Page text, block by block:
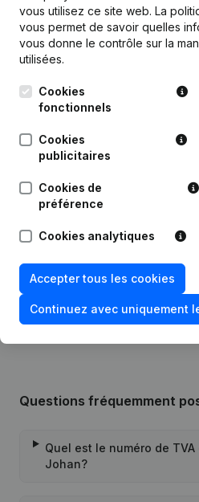
Publicationsde Vanhuyse
Date Publication
27-12-2021
30-10-2003 Verslag(s)
23-07-2003
Questions fréquemment
Quel est le numéro de
Johan?
vous utilisez ce site web. La
vous permet de savoir quelles
vous donne le contrôle sur la
utilisées.
Cookies
fonctionnels
Cookies
publicitaires
Cookies de
préférence
Cookies analytiques
Accepter tous les cookies
Continuez avec uniquement